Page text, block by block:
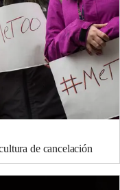
de cancelación